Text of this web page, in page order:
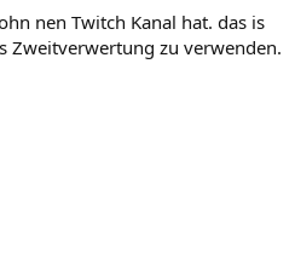
nen Twitch Kanal hat. das is
Zweitverwertung zu verwenden.